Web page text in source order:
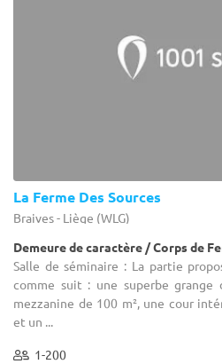
La Ferme Des Sources
Braives - Liège (WLG)
Demeure de caractère / Corps de
Salle de séminaire : La partie
comme suit : une superbe grange
mezzanine de 100 m², une cour
et un ...
1-200